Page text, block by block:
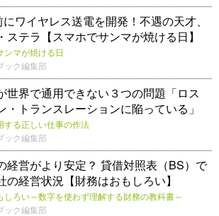
ワイヤレス送電を開発！不遇の天才、
ステラ【スマホでサンマが焼ける日】
ンマが焼ける日
ック編集部
世界で通用できない３つの問題「ロス
・トランスレーションに陥っている」
する正しい仕事の作法
ック編集部
経営がより安定？ 貸借対照表（BS）で
の経営状況【財務はおもしろい】
しろい～数字を使わず理解する財務の教科書～
ック編集部